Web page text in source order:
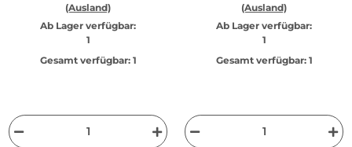
(Ausland)
Ab Lager verfügbar:
1
Gesamt verfügbar:1
(Ausland)
Ab Lager verfügbar:
1
Gesamt verfügbar:1